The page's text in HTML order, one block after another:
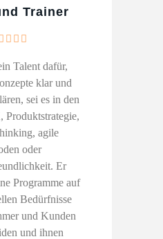
Trainer
Talent dafür,
klar und
sei es in den
Produktstrategie,
agile
oder
Er
Programme auf
Bedürfnisse
und Kunden
und ihnen